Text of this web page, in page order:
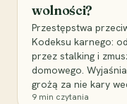
wolności?
Przestępstwa
Kodeksu karnego:
przez stalking i
domowego.
grożą za nie kary
9 min czytania